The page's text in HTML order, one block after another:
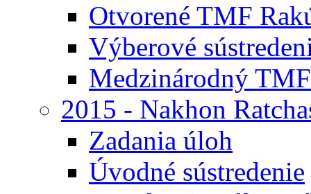
Otvorené TMF
Výberové
Medzinárodný TMF
2015 - Nakhon
Zadania úloh
Úvodné sústredenie